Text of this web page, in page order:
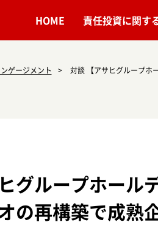
HOME 責任投資に関す
ゲージメント 対談 【アサヒグループホ
ヒグループホー
の再構築で成熟